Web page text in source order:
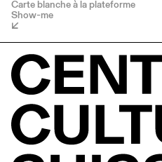
Carte blanche à la plateforme
Show-me